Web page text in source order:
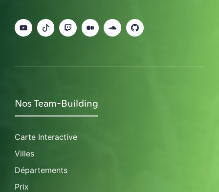
Nos Team-Building
Carte Interactive
Villes
Départements
Prix